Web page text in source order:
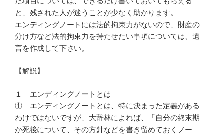
と、残された人が迷うことが少なく助かります。
エンディングノートには法的拘束力がないので、財産の
分け方など法的拘束力を持たせたい事項については、遺
言を作成して下さい。
【解説】
１ エンディングノートとは
① エンディングノートとは、特に決まった定義がある
わけではないですが、大辞林によれば、「自分の終末期
か死後について、その方針などを書き留めておくノー